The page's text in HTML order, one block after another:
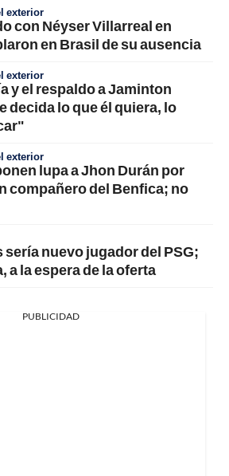
exterior
con Néyser Villarreal en
en Brasil de su ausencia
exterior
y el respaldo a Jaminton
decida lo que él quiera, lo
exterior
lupa a Jhon Durán por
compañero del Benfica; no
sería nuevo jugador del PSG;
a la espera de la oferta
PUBLICIDAD